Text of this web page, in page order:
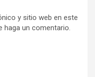
y sitio web en este
haga un comentario.